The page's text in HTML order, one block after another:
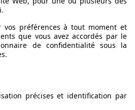
jours.
308 SW est une œuvre d'art
ne pouvait pas en dire
Logique, si l'on sait qu'il
vos préférences à tout moment et
que vous avez accordés par le
de confidentialité sous la
précises et identification par